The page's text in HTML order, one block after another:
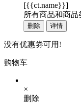
[{{ct.name}}]
所有商品和商品
删除 详情
没有优惠劵可用!
购物车
×
删除